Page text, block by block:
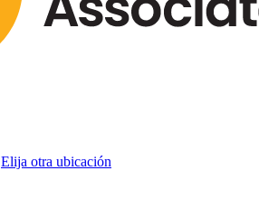
Elija otra ubicación